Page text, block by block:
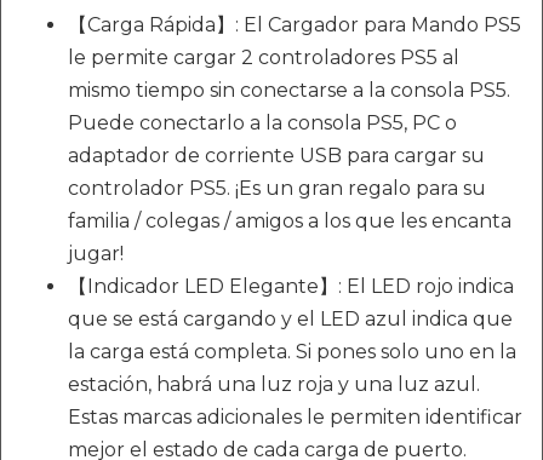
【Carga Rápida】: El Cargador para Mando PS5
le permite cargar 2 controladores PS5 al
mismo tiempo sin conectarse a la consola PS5.
Puede conectarlo a la consola PS5, PC o
adaptador de corriente USB para cargar su
controlador PS5. ¡Es un gran regalo para su
familia / colegas / amigos a los que les encanta
jugar!
【Indicador LED Elegante】: El LED rojo indica
que se está cargando y el LED azul indica que
la carga está completa. Si pones solo uno en la
estación, habrá una luz roja y una luz azul.
Estas marcas adicionales le permiten identificar
mejor el estado de cada carga de puerto.